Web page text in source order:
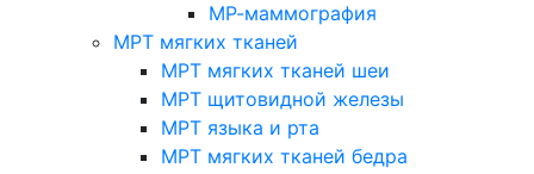
МР-маммография
МРТ мягких тканей
МРТ мягких тканей шеи
МРТ щитовидной железы
МРТ языка и рта
МРТ мягких тканей бедра